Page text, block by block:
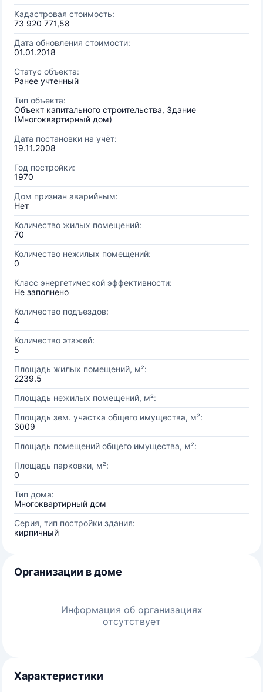
Кадастровая стоимость:
73 920 771,58
Дата обновления стоимости:
01.01.2018
Статус объекта:
Ранее учтенный
Тип объекта:
Объект капитального строительства, Здание
(Многоквартирный дом)
Дата постановки на учёт:
19.11.2008
Год постройки:
1970
Дом признан аварийным:
Нет
Количество жилых помещений:
70
Количество нежилых помещений:
0
Класс энергетической эффективности:
Не заполнено
Количество подъездов:
4
Количество этажей:
5
Площадь жилых помещений, м²:
2239.5
Площадь нежилых помещений, м²:
Площадь зем. участка общего имущества, м²:
3009
Площадь помещений общего имущества, м²:
Площадь парковки, м²:
0
Тип дома:
Многоквартирный дом
Серия, тип постройки здания:
кирпичный
Организации в доме
Информация об организациях
отсутствует
Характеристики